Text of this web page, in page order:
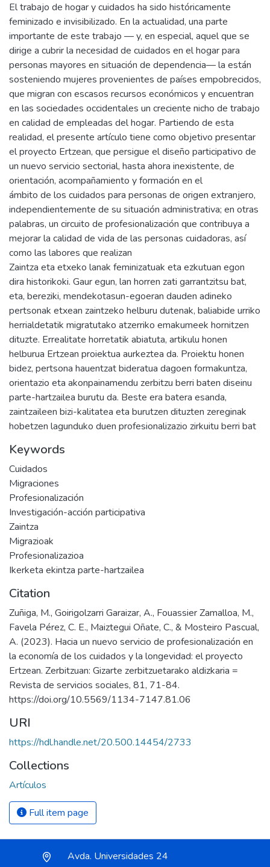
El trabajo de hogar y cuidados ha sido históricamente
feminizado e invisibilizado. En la actualidad, una parte
importante de este trabajo — y, en especial, aquel que se
dirige a cubrir la necesidad de cuidados en el hogar para
personas mayores en situación de dependencia— la están
sosteniendo mujeres provenientes de países empobrecidos,
que migran con escasos recursos económicos y encuentran
en las sociedades occidentales un creciente nicho de trabajo
en calidad de empleadas del hogar. Partiendo de esta
realidad, el presente artículo tiene como objetivo presentar
el proyecto Ertzean, que persigue el diseño participativo de
un nuevo servicio sectorial, hasta ahora inexistente, de
orientación, acompañamiento y formación en el
ámbito de los cuidados para personas de origen extranjero,
independientemente de su situación administrativa; en otras
palabras, un circuito de profesionalización que contribuya a
mejorar la calidad de vida de las personas cuidadoras, así
como las labores que realizan
Zaintza eta etxeko lanak feminizatuak eta ezkutuan egon
dira historikoki. Gaur egun, lan horren zati garrantzitsu bat,
eta, bereziki, mendekotasun-egoeran dauden adineko
pertsonak etxean zaintzeko helburu dutenak, baliabide urriko
herrialdetatik migratutako atzerriko emakumeek hornitzen
dituzte. Errealitate horretatik abiatuta, artikulu honen
helburua Ertzean proiektua aurkeztea da. Proiektu honen
bidez, pertsona hauentzat bideratua dagoen formakuntza,
orientazio eta akonpainamendu zerbitzu berri baten diseinu
parte-hartzailea burutu da. Beste era batera esanda,
zaintzaileen bizi-kalitatea eta burutzen dituzten zereginak
hobetzen lagunduko duen profesionalizazio zirkuitu berri bat
Keywords
Cuidados
Migraciones
Profesionalización
Investigación-acción participativa
Zaintza
Migrazioak
Profesionalizazioa
Ikerketa ekintza parte-hartzailea
Citation
Zuñiga, M., Goirigolzarri Garaizar, A., Fouassier Zamalloa, M.,
Favela Pérez, C. E., Maiztegui Oñate, C., & Mosteiro Pascual,
A. (2023). Hacia un nuevo servicio de profesionalización en
la economía de los cuidados y la longevidad: el proyecto
Ertzean. Zerbitzuan: Gizarte zerbitzuetarako aldizkaria =
Revista de servicios sociales, 81, 71-84.
https://doi.org/10.5569/1134-7147.81.06
URI
https://hdl.handle.net/20.500.14454/2733
Collections
Artículos
Full item page
Avda. Universidades 24